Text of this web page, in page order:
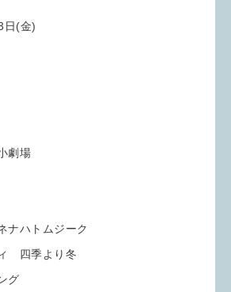
日(金)
劇場
ナハトムジーク
四季より冬
グ